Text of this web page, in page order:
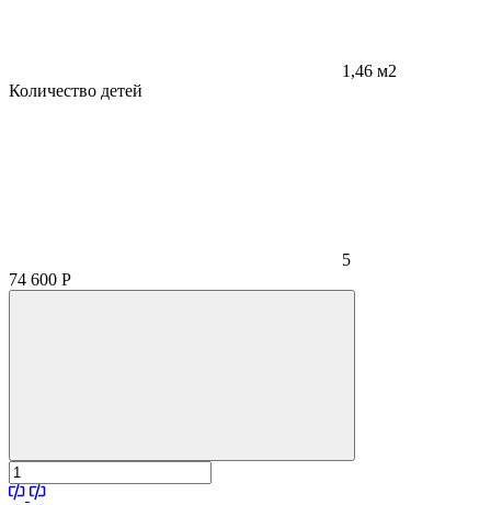
1,46 м2
Количество детей
5
74 600 Р